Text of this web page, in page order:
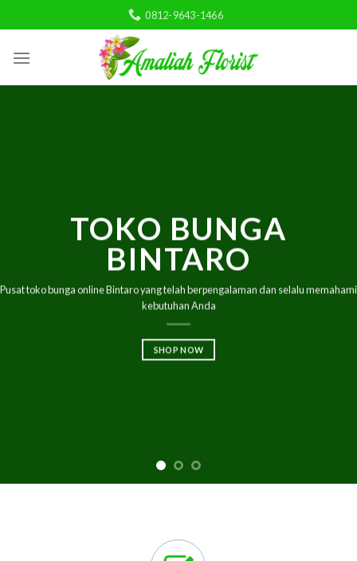
to
content
0812-9643-1466
TOKO BUNGA
BINTARO
Pusat toko bunga online Bintaro yang telah berpengalaman dan selalu memahami
kebutuhan Anda
SHOP NOW